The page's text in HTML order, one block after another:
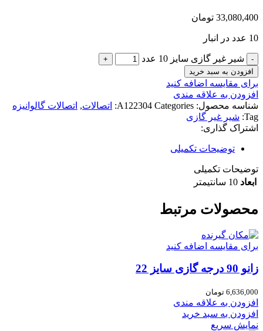
33,080,400 تومان
10 عدد در انبار
شیر غیر گازی سایز 10 عدد
افزودن به سبد خرید
برای مقایسه اضافه کنید
افزودن به علاقه مندی
شناسه محصول:
A122304 Categories: اتصالات, اتصالات گالوانیزه
Tag: شیر غیر گازی
اشتراک گذاری:
توضیحات تکمیلی
توضیحات تکمیلی
ابعاد 10 سانتیمتر
محصولات مرتبط
برای مقایسه اضافه کنید
زانو 90 درجه گازی سایز 22
6,636,000 تومان
افزودن به علاقه مندی
افزودن به سبد خرید
نمایش سریع